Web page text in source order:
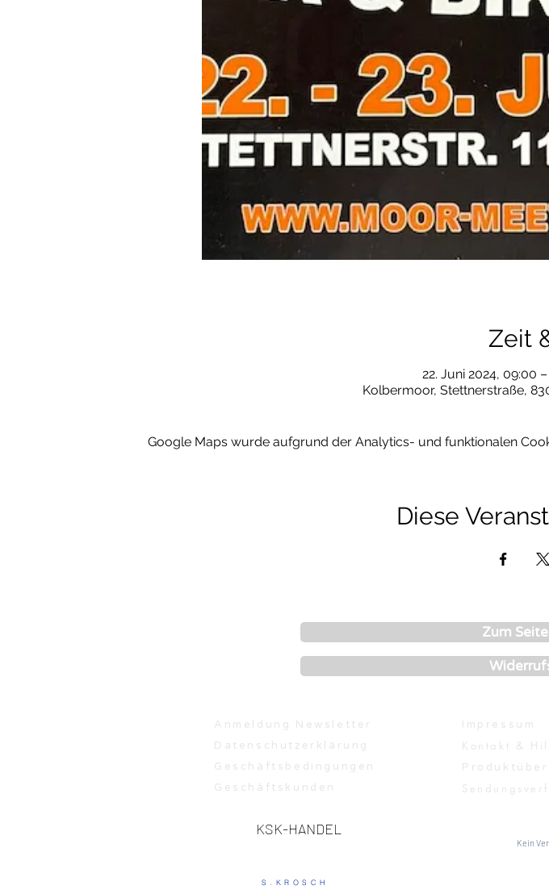
Zeit
22. Juni 2024, 09:00
Kolbermoor, Stettnerstraße,
Google Maps wurde aufgrund der Analytics- und funktionalen
Diese
Zum
Anmeldung Newsletter
Datenschutzerklärung
Geschäftsbedingungen
Geschäftskunden
Impressum
Kontakt &
Kein
KSK-HANDEL
S.KROSCH